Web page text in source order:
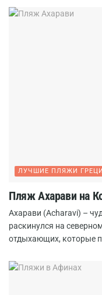
ЛУЧШИЕ ПЛЯЖИ
Пляж Ахарави на
Ахарави (Acharavi) –
раскинулся на
отдыхающих, которые